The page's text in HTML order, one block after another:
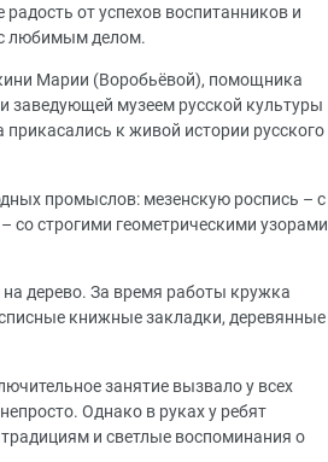
от успехов воспитанников и
с любимым делом.
Марии (Воробьёвой), помощника
заведующей музеем русской культуры
к живой истории русского
промыслов: мезенскую роспись – с
строгими геометрическими узорами
дерево. За время работы кружка
книжные закладки, деревянные
занятие вызвало у всех
Однако в руках у ребят
и светлые воспоминания о